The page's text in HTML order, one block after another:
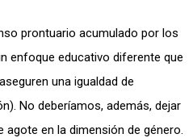
prontuario acumulado por los
enfoque educativo diferente que
una igualdad de
No deberíamos, además, dejar
en la dimensión de género.